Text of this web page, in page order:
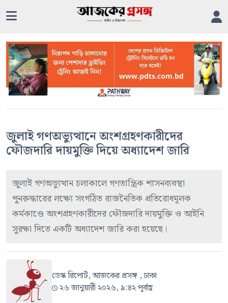
জুলাই গণঅভ্যুত্থানে অংশগ্রহণকারীদের
ফৌজদারি দায়মুক্তি দিয়ে অধ্যাদেশ জারি
জুলাই গণঅভ্যুত্থান চলাকালে গণতান্ত্রিক শাসনব্যবস্থা
পুনরুদ্ধারের লক্ষ্যে সংগঠিত রাজনৈতিক প্রতিরোধমূলক
কর্মকাণ্ডে অংশগ্রহণকারীদের ফৌজদারি দায়মুক্তি ও আইনি
সুরক্ষা দিতে একটি অধ্যাদেশ জারি করা হয়েছে।
ডেস্ক রিপোর্ট, আজকের প্রসঙ্গ , ঢাকা
২৬ জানুয়ারী ২০২৬, ৯:৪২ পূর্বাহ্ণ